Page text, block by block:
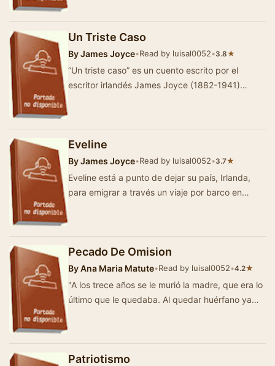
Un Triste Caso
ByJames Joyce•Read by luisal0052•3.8★
“Un triste caso” es un cuento escrito por el
escritor irlandés James Joyce (1882-1941)
Eveline
ByJames Joyce•Read by luisal0052•3.7★
Eveline está a punto de dejar su país, Irlanda,
para emigrar a través un viaje por barco en
Pecado De Omision
ByAna Maria Matute•Read by luisal0052•4.2★
"A los trece años se le murió la madre, que era lo
último que le quedaba. Al quedar huérfano ya
Patriotismo